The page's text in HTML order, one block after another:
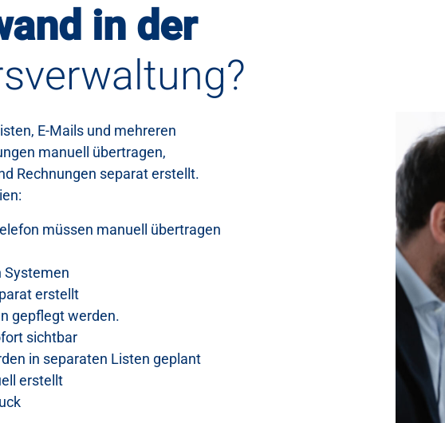
in der
E-Mails und mehreren
manuell übertragen,
Rechnungen separat erstellt.
müssen manuell übertragen
Systemen
erstellt
gepflegt werden.
sichtbar
in separaten Listen geplant
erstellt